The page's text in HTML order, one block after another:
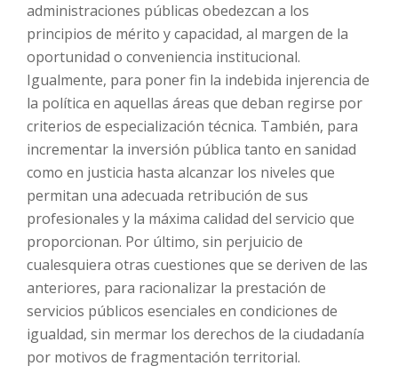
administraciones públicas obedezcan a los
principios de mérito y capacidad, al margen de la
oportunidad o conveniencia institucional.
Igualmente, para poner fin la indebida injerencia de
la política en aquellas áreas que deban regirse por
criterios de especialización técnica. También, para
incrementar la inversión pública tanto en sanidad
como en justicia hasta alcanzar los niveles que
permitan una adecuada retribución de sus
profesionales y la máxima calidad del servicio que
proporcionan. Por último, sin perjuicio de
cualesquiera otras cuestiones que se deriven de las
anteriores, para racionalizar la prestación de
servicios públicos esenciales en condiciones de
igualdad, sin mermar los derechos de la ciudadanía
por motivos de fragmentación territorial.